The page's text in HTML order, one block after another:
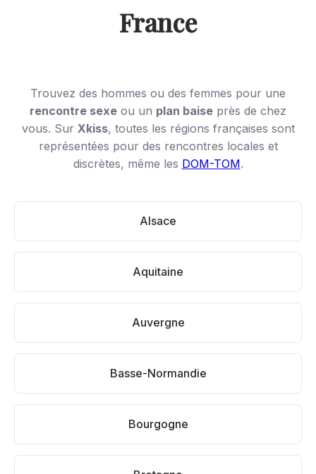
France
Trouvez des hommes ou des femmes pour une
rencontre sexe ou un plan baise près de chez
vous. Sur Xkiss, toutes les régions françaises sont
représentées pour des rencontres locales et
discrètes, même les DOM-TOM.
Alsace
Aquitaine
Auvergne
Basse-Normandie
Bourgogne